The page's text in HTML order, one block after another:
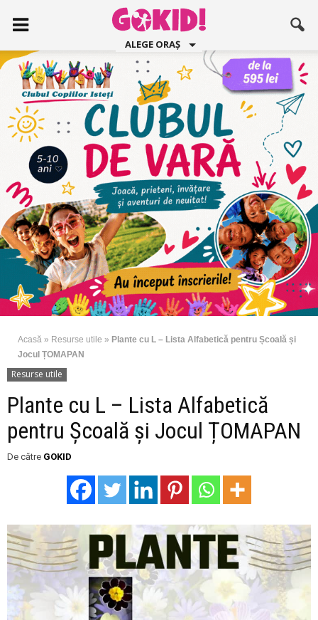
ALEGE ORAȘ
Acasă » Resurse utile » Plante cu L – Lista Alfabetică pentru Școală și
Jocul ȚOMAPAN
Resurse utile
Plante cu L – Lista Alfabetică
pentru Școală și Jocul ȚOMAPAN
De către GOKID